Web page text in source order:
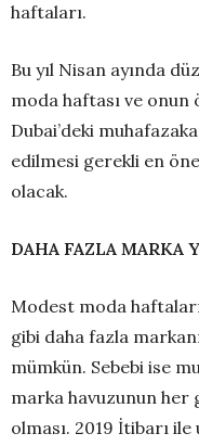
haftaları.
Bu yıl Nisan ayında
moda haftası ve
Dubai’deki
edilmesi gerekli en
olacak.
DAHA FAZLA MARKA
Modest moda
gibi daha fazla
mümkün. Sebebi ise
marka havuzunun her
olması. 2019 İtibarı